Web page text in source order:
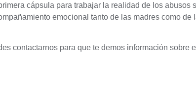
cápsula para trabajar la realidad de los
emocional tanto de las madres como
contactarnos para que te demos información sobre